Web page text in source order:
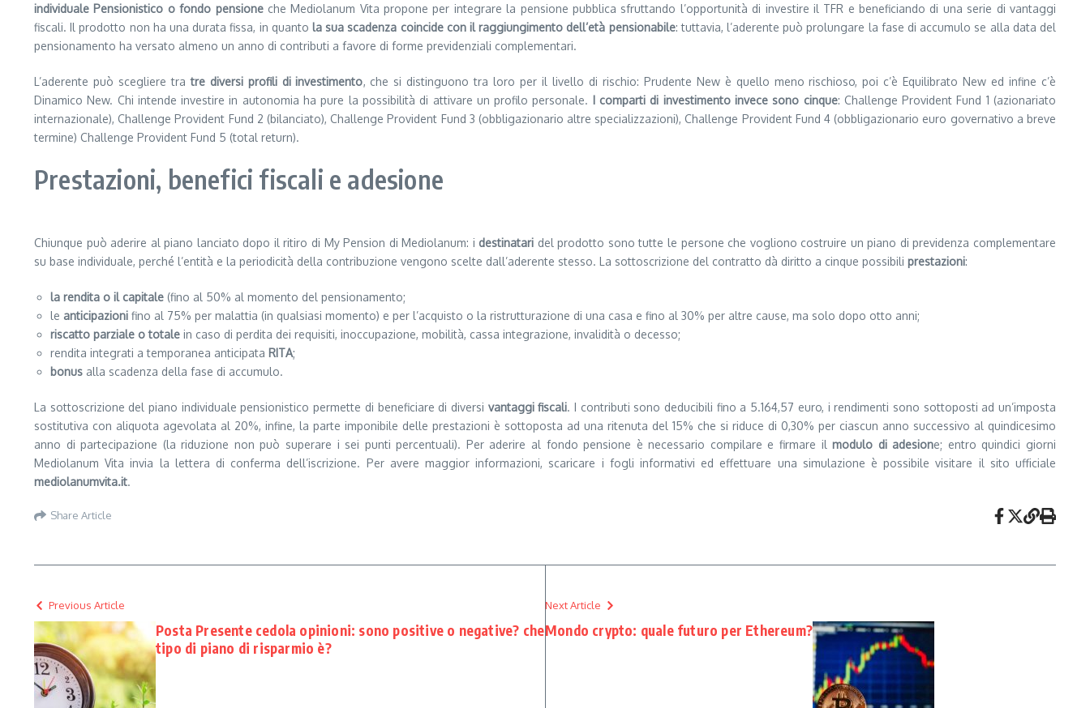
individuale Pensionistico o fondo pensioneche Mediolanum Vita propone per integrare la pensione pubblica sfruttando l’opportunità di investire il TFR e beneficiando di una serie di vantaggi
fiscali. Il prodotto non ha una durata fissa, in quanto la sua scadenza coincide con il raggiungimento dell’età pensionabile: tuttavia, l’aderente può prolungare la fase di accumulo se alla data del
pensionamento ha versato almeno un anno di contributi a favore di forme previdenziali complementari.
L’aderente può scegliere tratre diversi profili di investimento, che si distinguono tra loro per il livello di rischio: Prudente New è quello meno rischioso, poi c’è Equilibrato New ed infine c’è
Dinamico New. Chi intende investire in autonomia ha pure la possibilità di attivare un profilo personale. I comparti di investimento invece sono cinque: Challenge Provident Fund 1 (azionariato
internazionale), Challenge Provident Fund 2 (bilanciato), Challenge Provident Fund 3 (obbligazionario altre specializzazioni), Challenge Provident Fund 4 (obbligazionario euro governativo a breve
termine) Challenge Provident Fund 5 (total return).
Prestazioni, benefici fiscali e adesione
Chiunque può aderire al piano lanciato dopo il ritiro di My Pension di Mediolanum: i destinatari del prodotto sono tutte le persone che vogliono costruire un piano di previdenza complementare
su base individuale, perché l’entità e la periodicità della contribuzione vengono scelte dall’aderente stesso. La sottoscrizione del contratto dà diritto a cinque possibili prestazioni:
la rendita o il capitale (fino al 50% al momento del pensionamento;
le anticipazioni fino al 75% per malattia (in qualsiasi momento) e per l’acquisto o la ristrutturazione di una casa e fino al 30% per altre cause, ma solo dopo otto anni;
riscatto parziale o totale in caso di perdita dei requisiti, inoccupazione, mobilità, cassa integrazione, invalidità o decesso;
rendita integrati a temporanea anticipata RITA;
bonus alla scadenza della fase di accumulo.
La sottoscrizione del piano individuale pensionistico permette di beneficiare di diversi vantaggi fiscali. I contributi sono deducibili fino a 5.164,57 euro, i rendimenti sono sottoposti ad un’imposta
sostitutiva con aliquota agevolata al 20%, infine, la parte imponibile delle prestazioni è sottoposta ad una ritenuta del 15% che si riduce di 0,30% per ciascun anno successivo al quindicesimo
anno di partecipazione (la riduzione non può superare i sei punti percentuali). Per aderire al fondo pensione è necessario compilare e firmare ilmodulo di adesione; entro quindici giorni
Mediolanum Vita invia la lettera di conferma dell’iscrizione. Per avere maggior informazioni, scaricare i fogli informativi ed effettuare una simulazione è possibile visitare il sito ufficiale
mediolanumvita.it.
Share Article
Previous Article
Posta Presente cedola opinioni: sono positive o negative? che
tipo di piano di risparmio è?
Next Article
Mondo crypto: quale futuro per Ethereum?